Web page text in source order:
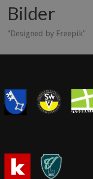
Bilder
"Designed by Freepik"